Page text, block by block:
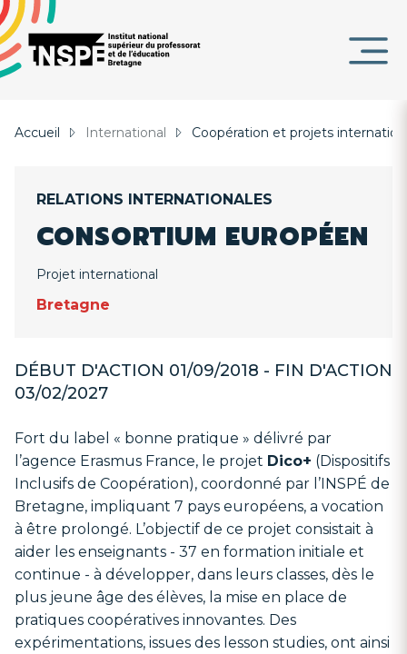
au
contenu
principal
d'Ariane
Accueil International Coopération et projets
RELATIONS INTERNATIONALES
CONSORTIUM EUROPÉEN
Projet international
Bretagne
DÉBUT D'ACTION 01/09/2018 - FIN D'ACTION
03/02/2027
Fort du label « bonne pratique » délivré par
l’agence Erasmus France, le projet Dico+ (Dispositifs
Inclusifs de Coopération), coordonné par l’INSPÉ de
Bretagne, impliquant 7 pays européens, a vocation
à être prolongé. L’objectif de ce projet consistait à
aider les enseignants - 37 en formation initiale et
continue - à développer, dans leurs classes, dès le
plus jeune âge des élèves, la mise en place de
pratiques coopératives innovantes. Des
expérimentations, issues des lesson studies, ont ainsi
DE
Panneau de gestion des cookies